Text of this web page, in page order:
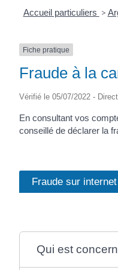
Accueil particuliers >
Fiche pratique
Fraude à la
Vérifié le 05/07/2022 -
En consultant vos
conseillé de déclarer la
Fraude sur internet
Qui est